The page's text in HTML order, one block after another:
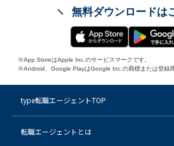
無料ダウンロードは
※App StoreはApple Inc.のサービスマークです。
※Android、Google PlayはGoogle Inc.の商標または登録商
type転職エージェントTOP
転職エージェントとは